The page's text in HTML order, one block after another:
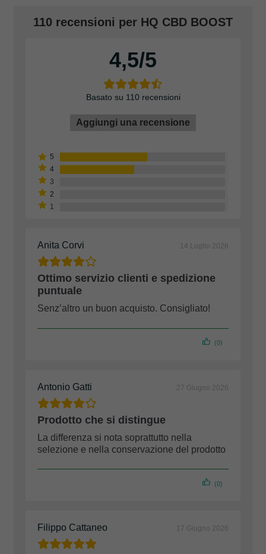
110 recensioni per HQ CBD BOOST
4,5
Basato su 110 recensioni
Aggiungi una recensione
Anita Corvi 14 Luglio 2026
Ottimo servizio clienti e spedizione
puntuale
Senz’altro un buon acquisto. Consigliato!
(0)
Antonio Gatti 27 Giugno 2026
Prodotto che si distingue
La differenza si nota soprattutto nella
selezione e nella conservazione del prodotto
(0)
Filippo Cattaneo 17 Giugno 2026